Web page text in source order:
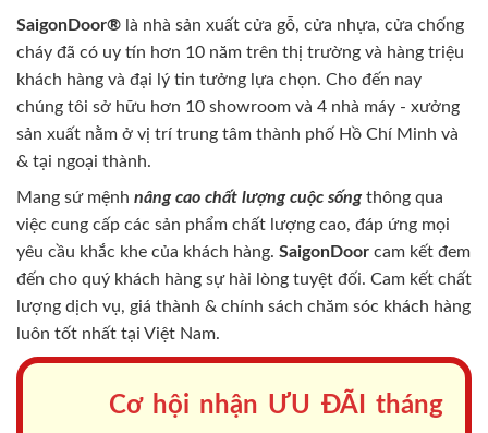
SaigonDoor® là nhà sản xuất cửa gỗ, cửa nhựa, cửa chống
cháy đã có uy tín hơn 10 năm trên thị trường và hàng triệu
khách hàng và đại lý tin tưởng lựa chọn. Cho đến nay
chúng tôi sở hữu hơn 10 showroom và 4 nhà máy - xưởng
sản xuất nằm ở vị trí trung tâm thành phố Hồ Chí Minh và
& tại ngoại thành.
Mang sứ mệnh nâng cao chất lượng cuộc sốngthông qua
việc cung cấp các sản phẩm chất lượng cao, đáp ứng mọi
yêu cầu khắc khe của khách hàng. SaigonDoor cam kết đem
đến cho quý khách hàng sự hài lòng tuyệt đối. Cam kết chất
lượng dịch vụ, giá thành & chính sách chăm sóc khách hàng
luôn tốt nhất tại Việt Nam.
Cơ hội nhận ƯU ĐÃI tháng